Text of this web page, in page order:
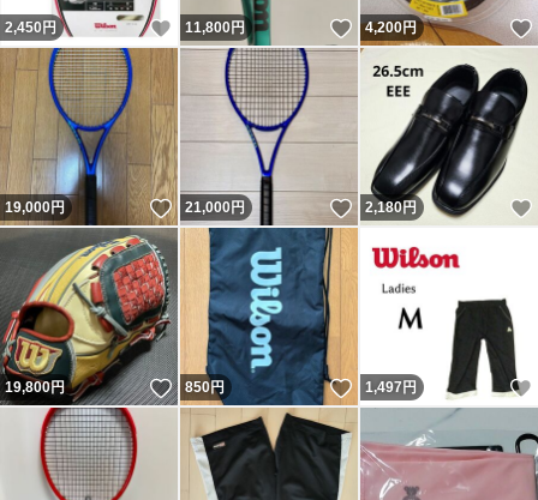
2,450 円 いいね！
11,800円 いいね！
4,200円
19,000円 いいね！
21,000円 いいね！
2,180円
19,800円 いいね！
850円 いいね！
1,497 円